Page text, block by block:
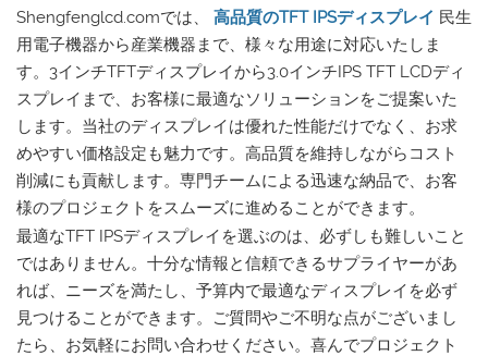
Shengfenglcd.comでは、 高品質のTFT IPSディスプレイ 民生
用電子機器から産業機器まで、様々な用途に対応いたしま
す。3インチTFTディスプレイから3.0インチIPS TFT LCDディ
スプレイまで、お客様に最適なソリューションをご提案いた
します。当社のディスプレイは優れた性能だけでなく、お求
めやすい価格設定も魅力です。高品質を維持しながらコスト
削減にも貢献します。専門チームによる迅速な納品で、お客
様のプロジェクトをスムーズに進めることができます。
最適なTFT IPSディスプレイを選ぶのは、必ずしも難しいこと
ではありません。十分な情報と信頼できるサプライヤーがあ
れば、ニーズを満たし、予算内で最適なディスプレイを必ず
見つけることができます。ご質問やご不明な点がございまし
たら、お気軽にお問い合わせください。喜んでプロジェクト